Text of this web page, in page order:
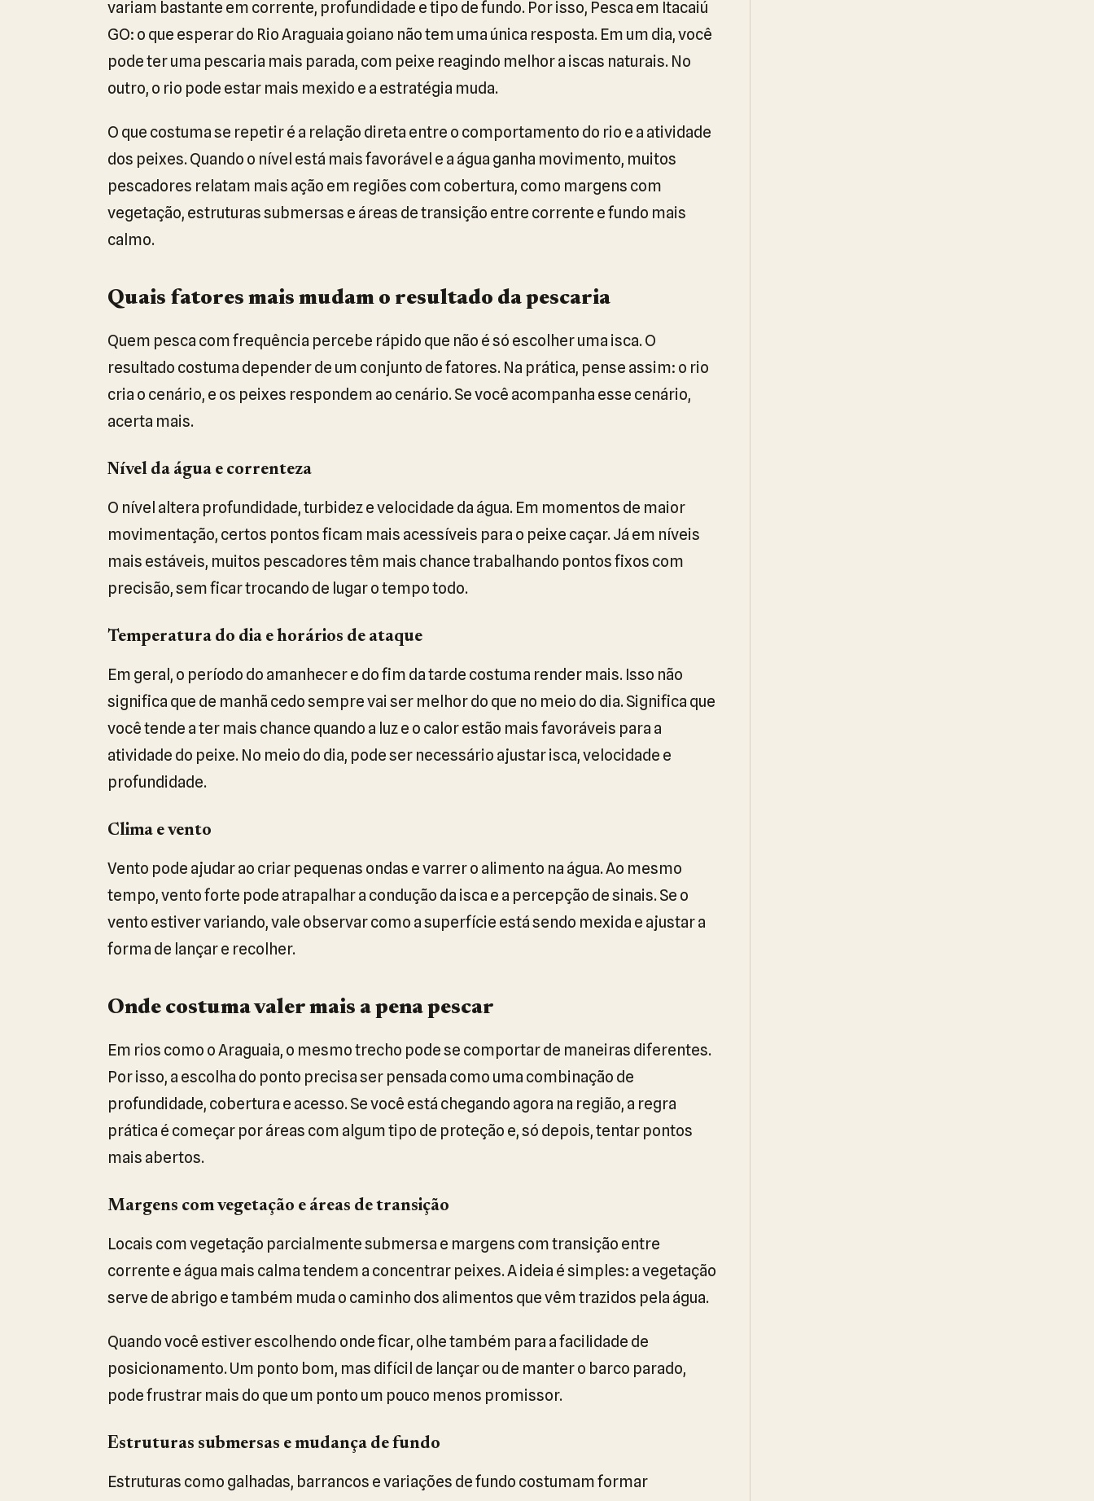
variam bastante em corrente, profundidade e tipo de fundo. Por isso, Pesca em Itacaiú
GO: o que esperar do Rio Araguaia goiano não tem uma única resposta. Em um dia, você
pode ter uma pescaria mais parada, com peixe reagindo melhor a iscas naturais. No
outro, o rio pode estar mais mexido e a estratégia muda.
O que costuma se repetir é a relação direta entre o comportamento do rio e a atividade
dos peixes. Quando o nível está mais favorável e a água ganha movimento, muitos
pescadores relatam mais ação em regiões com cobertura, como margens com
vegetação, estruturas submersas e áreas de transição entre corrente e fundo mais
calmo.
Quais fatores mais mudam o resultado da pescaria
Quem pesca com frequência percebe rápido que não é só escolher uma isca. O
resultado costuma depender de um conjunto de fatores. Na prática, pense assim: o rio
cria o cenário, e os peixes respondem ao cenário. Se você acompanha esse cenário,
acerta mais.
Nível da água e correnteza
O nível altera profundidade, turbidez e velocidade da água. Em momentos de maior
movimentação, certos pontos ficam mais acessíveis para o peixe caçar. Já em níveis
mais estáveis, muitos pescadores têm mais chance trabalhando pontos fixos com
precisão, sem ficar trocando de lugar o tempo todo.
Temperatura do dia e horários de ataque
Em geral, o período do amanhecer e do fim da tarde costuma render mais. Isso não
significa que de manhã cedo sempre vai ser melhor do que no meio do dia. Significa que
você tende a ter mais chance quando a luz e o calor estão mais favoráveis para a
atividade do peixe. No meio do dia, pode ser necessário ajustar isca, velocidade e
profundidade.
Clima e vento
Vento pode ajudar ao criar pequenas ondas e varrer o alimento na água. Ao mesmo
tempo, vento forte pode atrapalhar a condução da isca e a percepção de sinais. Se o
vento estiver variando, vale observar como a superfície está sendo mexida e ajustar a
forma de lançar e recolher.
Onde costuma valer mais a pena pescar
Em rios como o Araguaia, o mesmo trecho pode se comportar de maneiras diferentes.
Por isso, a escolha do ponto precisa ser pensada como uma combinação de
profundidade, cobertura e acesso. Se você está chegando agora na região, a regra
prática é começar por áreas com algum tipo de proteção e, só depois, tentar pontos
mais abertos.
Margens com vegetação e áreas de transição
Locais com vegetação parcialmente submersa e margens com transição entre
corrente e água mais calma tendem a concentrar peixes. A ideia é simples: a vegetação
serve de abrigo e também muda o caminho dos alimentos que vêm trazidos pela água.
Quando você estiver escolhendo onde ficar, olhe também para a facilidade de
posicionamento. Um ponto bom, mas difícil de lançar ou de manter o barco parado,
pode frustrar mais do que um ponto um pouco menos promissor.
Estruturas submersas e mudança de fundo
Estruturas como galhadas, barrancos e variações de fundo costumam formar